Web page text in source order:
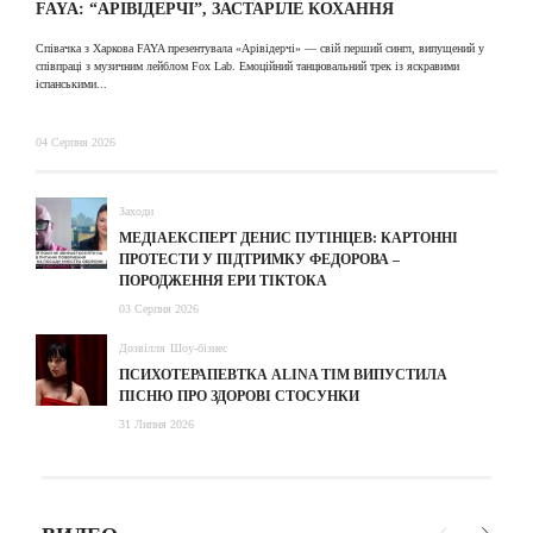
FAYA: “АРІВІДЕРЧІ”, ЗАСТАРІЛЕ КОХАННЯ
Співачка з Харкова FAYA презентувала «Арівідерчі» — свій перший сингл, випущений у
співпраці з музичним лейблом Fox Lab. Емоційний танцювальний трек із яскравими
іспанськими...
04 Серпня 2026
Заходи
МЕДІАЕКСПЕРТ ДЕНИС ПУТІНЦЕВ: КАРТОННІ
ПРОТЕСТИ У ПІДТРИМКУ ФЕДОРОВА –
ПОРОДЖЕННЯ ЕРИ ТІКТОКА
03 Серпня 2026
Дозвілля Шоу-бізнес
ПСИХОТЕРАПЕВТКА ALINA TIM ВИПУСТИЛА
ПІСНЮ ПРО ЗДОРОВІ СТОСУНКИ
31 Липня 2026